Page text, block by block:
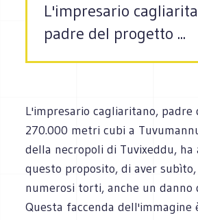
L'impresario
padre del progetto ...
L'impresario cagliaritano,
270.000 metri cubi a
della necropoli di Tuvixeddu,
questo proposito, di aver
numerosi torti, anche un danno
Questa faccenda dell'immagine